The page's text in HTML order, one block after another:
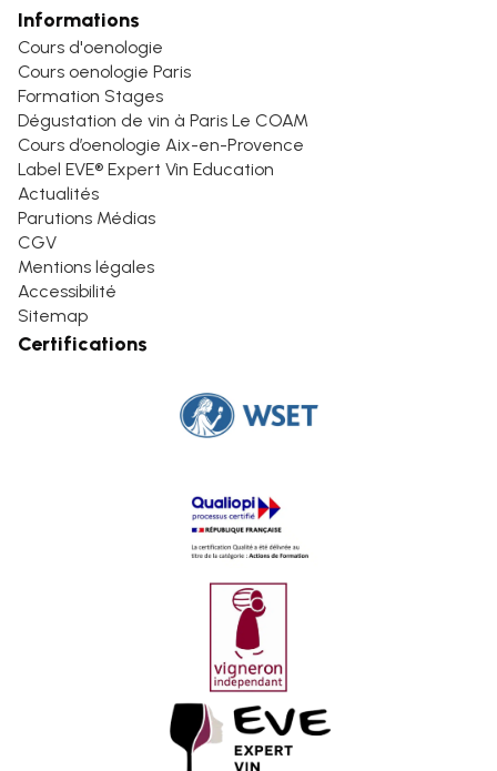
Informations
Cours d'oenologie
Cours oenologie Paris
Formation Stages
Dégustation de vin à Paris Le COAM
Cours d’oenologie Aix-en-Provence
Label EVE® Expert Vin Education
Actualités
Parutions Médias
CGV
Mentions légales
Accessibilité
Sitemap
Certifications